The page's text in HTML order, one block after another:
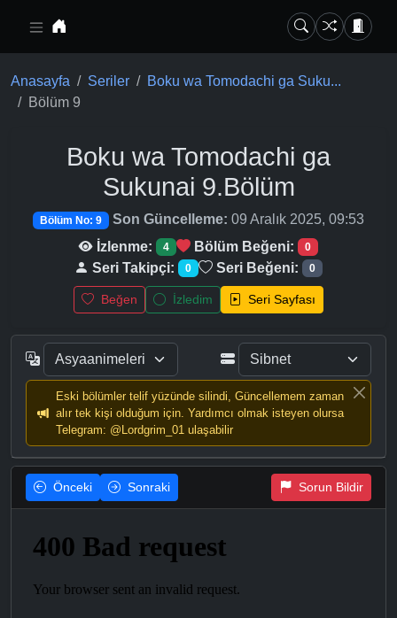
Anasayfa Seriler
Boku wa Tomodachi ga Suku...
Bölüm 9
Boku wa Tomodachi ga
Sukunai 9.Bölüm
Bölüm No: 9 Son Güncelleme: 09 Aralık 2025, 09:53
İzlenme:
4 Bölüm Beğeni: 0
Seri Takipçi: 0 Seri Beğeni: 0
Beğen İzledim Seri Sayfası
Eski bölümler telif yüzünde silindi, Güncellemem zaman
alır tek kişi olduğum için. Yardımcı olmak isteyen olursa
Telegram: @Lordgrim_01 ulaşabilir
Önceki Sonraki Sorun Bildir